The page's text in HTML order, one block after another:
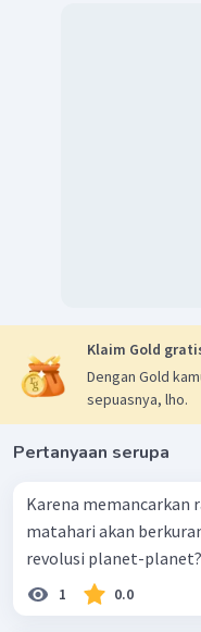
Klaim Gold
Dengan Gold
sepuasnya, lho.
Pertanyaan serupa
Karena memancarkan
matahari akan
revolusi planet-
1 0.0